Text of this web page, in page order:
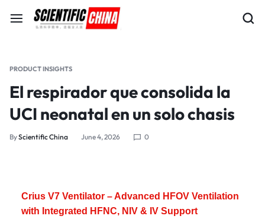
PRODUCT INSIGHTS
El respirador que consolida la
UCI neonatal en un solo chasis
ByScientific China June 4, 2026 0
Crius V7 Ventilator – Advanced HFOV Ventilation
with Integrated HFNC, NIV & IV Support